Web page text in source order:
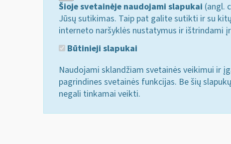
Šioje svetainėje naudojami slapukai (angl.
Jūsų sutikimas. Taip pat galite sutikti ir su
interneto naršyklės nustatymus ir ištrindami
Būtinieji slapukai
Naudojami sklandžiam svetainės veikimui ir
pagrindines svetainės funkcijas. Be šių
negali tinkamai veikti.